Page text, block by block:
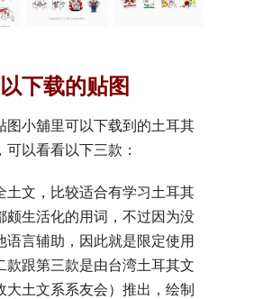
下载的贴图
图小舖里可以下载到的土耳其
可以看看以下三款：
土文，比较适合有学习土耳其
颇生活化的用词，不过因为没
语言辅助，因此就是限定使用
款跟第三款是由台湾土耳其文
大土文系系友会）推出，绘制